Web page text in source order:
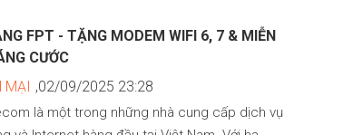
FPT - TẶNG MODEM WIFI 6, 7 & MIỄN
CƯỚC
MẠI ,02/09/2025 23:28
là một trong những nhà cung cấp dịch vụ